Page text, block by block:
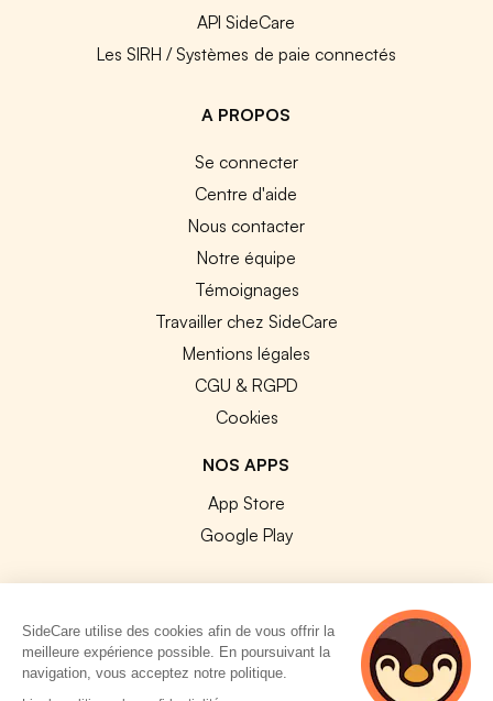
API SideCare
Les SIRH / Systèmes de paie connectés
A PROPOS
Se connecter
Centre d'aide
Nous contacter
Notre équipe
Témoignages
Travailler chez SideCare
Mentions légales
CGU & RGPD
Cookies
NOS APPS
App Store
Google Play
© 2026 SideCare. Tous droits réservés.
SideCare utilise des cookies afin de vous offrir la
meilleure expérience possible. En poursuivant la
navigation, vous acceptez notre politique.